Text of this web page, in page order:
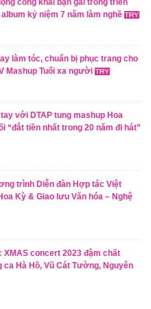
công khai bạn gái trong triển
kỷ niệm 7 năm làm nghề
làm tóc, chuẩn bị phục trang cho
Mashup Tuổi xa người
với DTAP tung mashup Hoa
“đắt tiền nhất trong 20 năm đi hát”
trình Diễn đàn Hợp tác Việt
Kỳ & Giao lưu Văn hóa – Nghệ
XMAS concert 2023 đậm chất
ca Hà Hồ, Vũ Cát Tường, Nguyên